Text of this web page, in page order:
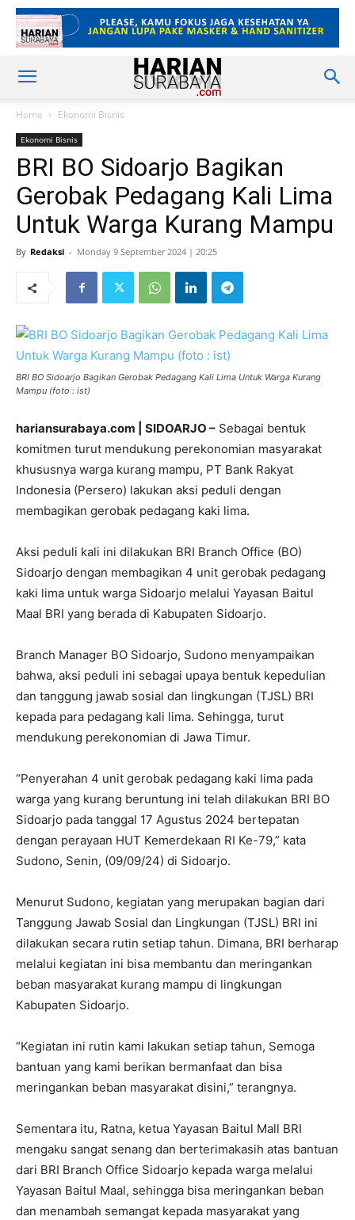
Home Ekonomi Bisnis
Ekonomi Bisnis
BRI BO Sidoarjo Bagikan
Gerobak Pedagang Kali Lima
Untuk Warga Kurang Mampu
By Redaksi - Monday 9 September 2024 | 20:25
BRI BO Sidoarjo Bagikan Gerobak Pedagang Kali Lima Untuk Warga Kurang
Mampu (foto : ist)
hariansurabaya.com | SIDOARJO – Sebagai bentuk
komitmen turut mendukung perekonomian masyarakat
khususnya warga kurang mampu, PT Bank Rakyat
Indonesia (Persero) lakukan aksi peduli dengan
membagikan gerobak pedagang kaki lima.
Aksi peduli kali ini dilakukan BRI Branch Office (BO)
Sidoarjo dengan membagikan 4 unit gerobak pedagang
kaki lima untuk warga Sidoarjo melalui Yayasan Baitul
Maal BRI yang berada di Kabupaten Sidoarjo.
Branch Manager BO Sidoarjo, Sudono menyampaikan
bahwa, aksi peduli ini sebagai upaya bentuk kepedulian
dan tanggung jawab sosial dan lingkungan (TJSL) BRI
kepada para pedagang kali lima. Sehingga, turut
mendukung perekonomian di Jawa Timur.
“Penyerahan 4 unit gerobak pedagang kaki lima pada
warga yang kurang beruntung ini telah dilakukan BRI BO
Sidoarjo pada tanggal 17 Agustus 2024 bertepatan
dengan perayaan HUT Kemerdekaan RI Ke-79,” kata
Sudono, Senin, (09/09/24) di Sidoarjo.
Menurut Sudono, kegiatan yang merupakan bagian dari
Tanggung Jawab Sosial dan Lingkungan (TJSL) BRI ini
dilakukan secara rutin setiap tahun. Dimana, BRI berharap
melalui kegiatan ini bisa membantu dan meringankan
beban masyarakat kurang mampu di lingkungan
Kabupaten Sidoarjo.
“Kegiatan ini rutin kami lakukan setiap tahun, Semoga
bantuan yang kami berikan bermanfaat dan bisa
meringankan beban masyarakat disini,” terangnya.
Sementara itu, Ratna, ketua Yayasan Baitul Mall BRI
mengaku sangat senang dan berterimakasih atas bantuan
dari BRI Branch Office Sidoarjo kepada warga melalui
Yayasan Baitul Maal, sehingga bisa meringankan beban
dan menambah semangat kepada masyarakat yang